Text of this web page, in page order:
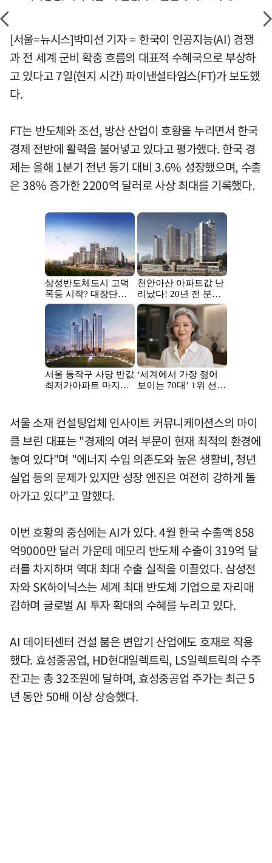
[서울=뉴시스]박미선 기자 = 한국이 인공지능(AI) 경쟁
과 전 세계 군비 확충 흐름의 대표적 수혜국으로 부상하
고 있다고 7일(현지 시간) 파이낸셜타임스(FT)가 보도했
다.
FT는 반도체와 조선, 방산 산업이 호황을 누리면서 한국
경제 전반에 활력을 불어넣고 있다고 평가했다. 한국 경
제는 올해 1분기 전년 동기 대비 3.6% 성장했으며, 수출
은 38% 증가한 2200억 달러로 사상 최대를 기록했다.
서울 소재 컨설팅업체 인사이트 커뮤니케이션스의 마이
클 브린 대표는 "경제의 여러 부문이 현재 최적의 환경에
놓여 있다"며 "에너지 수입 의존도와 높은 생활비, 청년
실업 등의 문제가 있지만 성장 엔진은 여전히 강하게 돌
아가고 있다"고 말했다.
이번 호황의 중심에는 AI가 있다. 4월 한국 수출액 858
억9000만 달러 가운데 메모리 반도체 수출이 319억 달
러를 차지하며 역대 최대 수출 실적을 이끌었다. 삼성전
자와 SK하이닉스는 세계 최대 반도체 기업으로 자리매
김하며 글로벌 AI 투자 확대의 수혜를 누리고 있다.
AI 데이터센터 건설 붐은 변압기 산업에도 호재로 작용
했다. 효성중공업, HD현대일렉트릭, LS일렉트릭의 수주
잔고는 총 32조원에 달하며, 효성중공업 주가는 최근 5
년 동안 50배 이상 상승했다.